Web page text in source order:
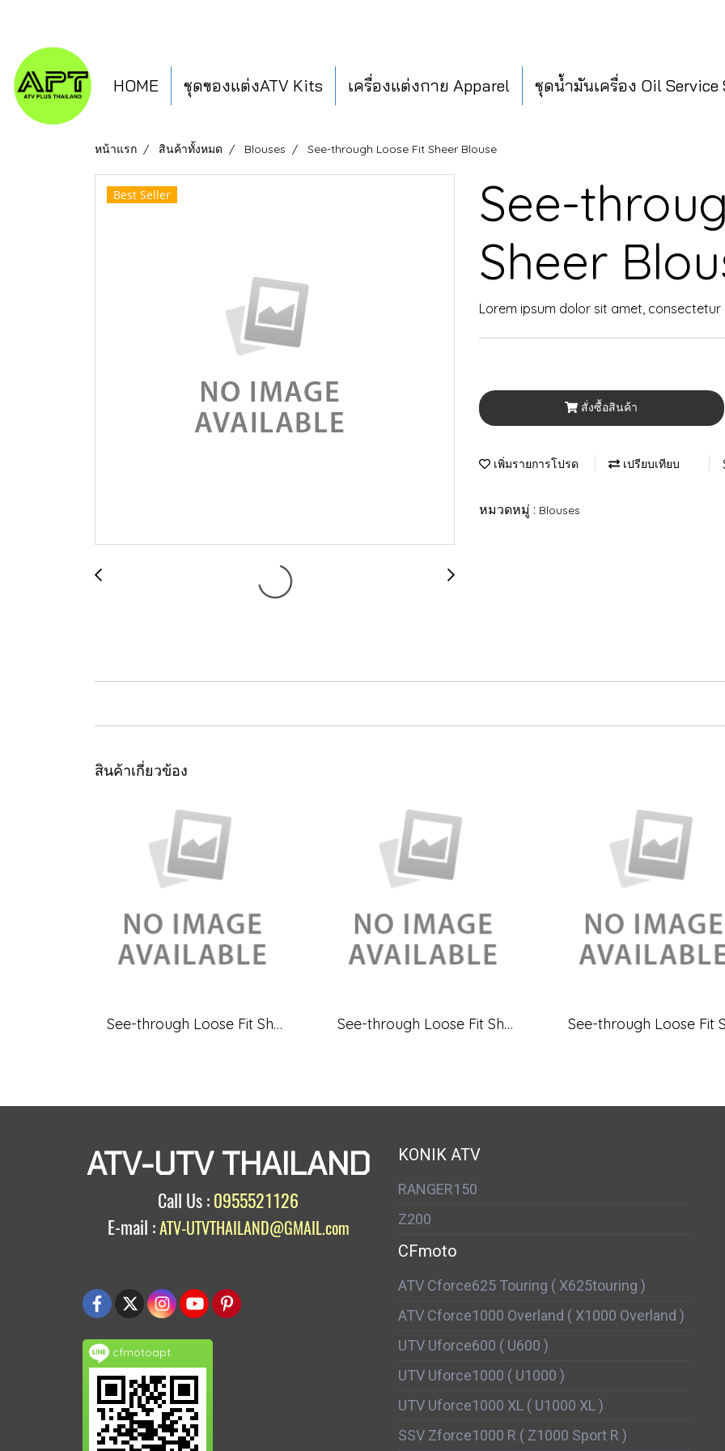
HOME ชุดของแต่งATV Kits เครื่องแต่งกาย Apparel ชุดน้ำมันเครื่อง Oil Service
หน้าแรก สินค้าทั้งหมด Blouses See-through Loose Fit Sheer Blouse
Best Seller
See-
Sheer
Lorem ipsum dolor sit amet, consectetur
สั่งซื้อสินค้า
เพิ่มรายการโปรด เปรียบเทียบ
หมวดหมู่ : Blouses
สินค้าเกี่ยวข้อง
See-through Loose Fit Sheer Blouse See-through Loose Fit Sheer Blouse
ATV-UTV THAILAND
Call Us : 0955521126
E-mail :ATV-UTVTHAILAND@GMAIL.com
cfmotoapt
KONIK ATV
RANGER150
Z200
CFmoto
ATV Cforce625 Touring ( X625touring )
ATV Cforce1000 Overland ( X1000 Overland )
UTV Uforce600 ( U600 )
UTV Uforce1000 ( U1000 )
UTV Uforce1000 XL ( U1000 XL )
SSV Zforce1000 R ( Z1000 Sport R )